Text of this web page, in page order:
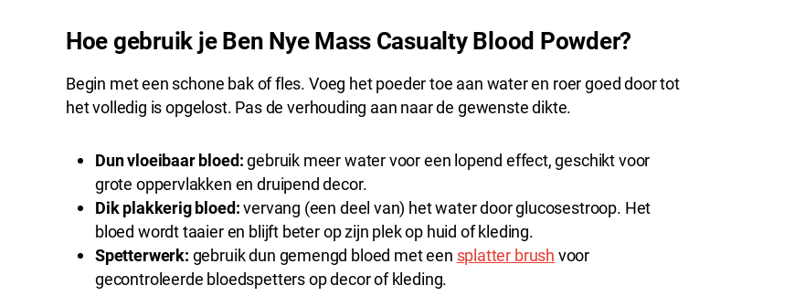
Hoe gebruik je Ben Nye Mass Casualty Blood Powder?
Begin met een schone bak of fles. Voeg het poeder toe aan water en roer goed door tot
het volledig is opgelost. Pas de verhouding aan naar de gewenste dikte.
Dun vloeibaar bloed:gebruik meer water voor een lopend effect, geschikt voor
grote oppervlakken en druipend decor.
Dik plakkerig bloed:vervang (een deel van) het water door glucosestroop. Het
bloed wordt taaier en blijft beter op zijn plek op huid of kleding.
Spetterwerk: gebruik dun gemengd bloed met een splatter brush voor
gecontroleerde bloedspetters op decor of kleding.